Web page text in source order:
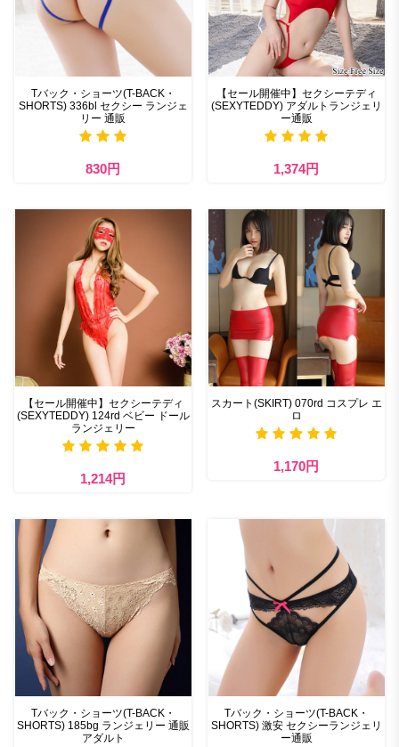
Tバック・ショーツ(T-BACK・
SHORTS) 336bl セクシー ランジェ
リー 通販
830円
【セール開催中】セクシーテディ
(SEXYTEDDY) アダルトランジェリ
ー通販
1,374円
【セール開催中】セクシーテディ
(SEXYTEDDY) 124rd ベビー ドール
ランジェリー
1,214円
スカート(SKIRT) 070rd コスプレ エ
ロ
1,170円
Tバック・ショーツ(T-BACK・
SHORTS) 185bg ランジェリー 通販
アダルト
Tバック・ショーツ(T-BACK・
SHORTS) 激安 セクシーランジェリ
ー通販